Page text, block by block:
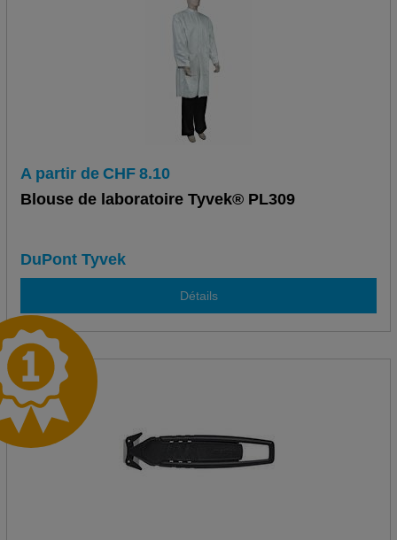
A partir de CHF 8.10
Blouse de laboratoire Tyvek® PL309
DuPont Tyvek
Détails